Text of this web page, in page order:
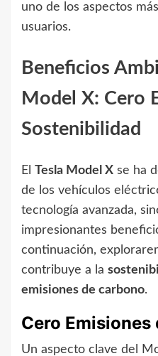
uno de los aspectos
usuarios.
Beneficios
Model X: Cero
Sostenibilidad
El Tesla Model X se ha
de los vehículos
tecnología avanzada,
impresionantes
continuación,
contribuye a la
emisiones de carbono.
Cero Emisiones
Un aspecto clave del